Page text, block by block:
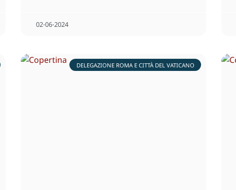
02⋅06⋅2024
DELEGAZIONE ROMA E CITTÀ DEL VATICANO